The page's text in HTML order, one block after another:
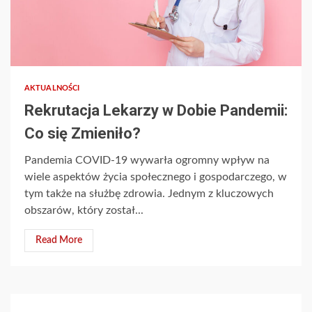
AKTUALNOŚCI
Rekrutacja Lekarzy w Dobie Pandemii:
Co się Zmieniło?
Pandemia COVID-19 wywarła ogromny wpływ na
wiele aspektów życia społecznego i gospodarczego, w
tym także na służbę zdrowia. Jednym z kluczowych
obszarów, który został...
Read More